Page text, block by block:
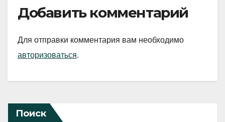
Добавить комментарий
Для отправки комментария вам необходимо
авторизоваться.
Поиск